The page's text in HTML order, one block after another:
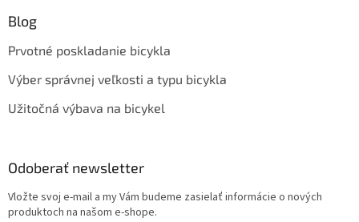
Blog
Prvotné poskladanie bicykla
Výber správnej veľkosti a typu bicykla
Užitočná výbava na bicykel
Odoberať newsletter
Vložte svoj e-mail a my Vám budeme zasielať informácie o nových
produktoch na našom e-shope.